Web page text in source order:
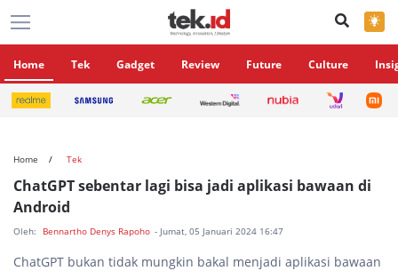
×
Home Tek Gadget Review Future Culture
Home Tek
ChatGPT sebentar lagi bisa jadi aplikasi bawaan di
Android
Oleh: Bennartho Denys Rapoho - Jumat, 05 Januari 2024 16:47
ChatGPT bukan tidak mungkin bakal menjadi aplikasi bawaan